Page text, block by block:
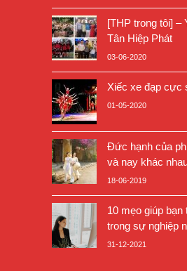
[THP trong tôi] –
Tân Hiệp Phát
03-06-2020
Xiếc xe đạp cực
01-05-2020
Đức hạnh của
và nay khác
18-06-2019
10 mẹo giúp
trong sự nghiệp
31-12-2021